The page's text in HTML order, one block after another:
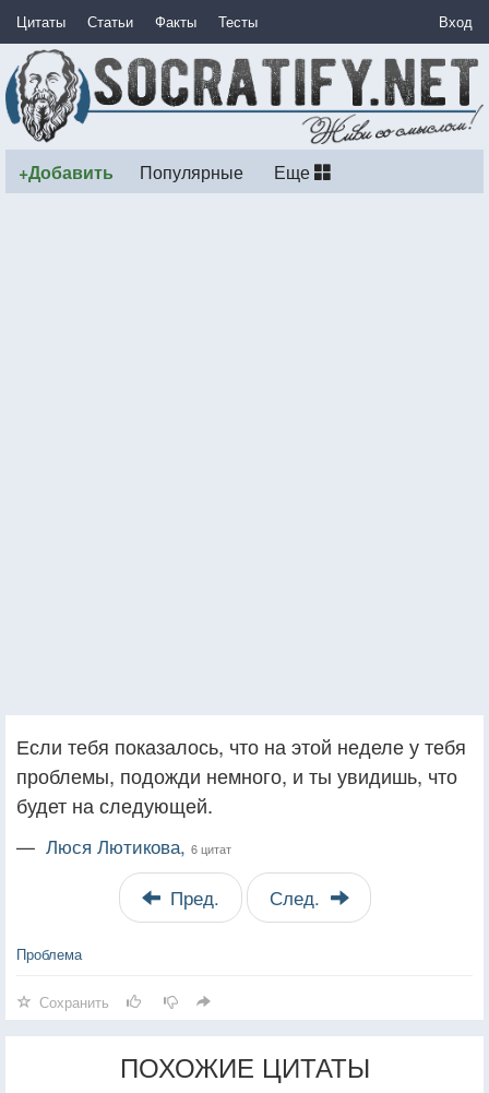
Цитаты Статьи Факты Тесты Вход
+Добавить Популярные Еще
Если тебя показалось, что на этой неделе у тебя
проблемы, подожди немного, и ты увидишь, что
будет на следующей.
— Люся Лютикова, 6 цитат
Пред. След.
Проблема
Сохранить
ПОХОЖИЕ ЦИТАТЫ